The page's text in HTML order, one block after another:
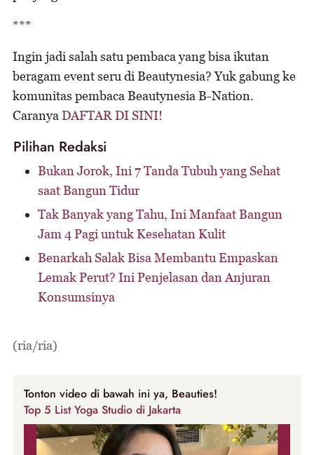
***
Ingin jadi salah satu pembaca yang bisa ikutan
beragam event seru di Beautynesia? Yuk gabung ke
komunitas pembaca Beautynesia B-Nation.
Caranya DAFTAR DI SINI!
Pilihan Redaksi
Bukan Jorok, Ini 7 Tanda Tubuh yang Sehat
saat Bangun Tidur
Tak Banyak yang Tahu, Ini Manfaat Bangun
Jam 4 Pagi untuk Kesehatan Kulit
Benarkah Salak Bisa Membantu Empaskan
Lemak Perut? Ini Penjelasan dan Anjuran
Konsumsinya
(ria/ria)
Tonton video di bawah ini ya, Beauties!
Top 5 List Yoga Studio di Jakarta